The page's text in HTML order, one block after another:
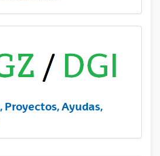
Proyectos, Ayudas,